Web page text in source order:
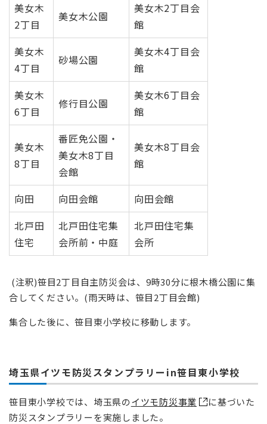
美女木
2丁目
美女木公園
美女木2丁目会
館
美女木
4丁目
砂場公園
美女木4丁目会
館
美女木
6丁目
修行目公園
美女木6丁目会
館
美女木
8丁目
番匠免公園・
美女木8丁目
会館
美女木8丁目会
館
向田 向田会館
向田会館
北戸田
住宅
北戸田住宅集
会所前・中庭
北戸田住宅集
会所
(注釈)笹目2丁目自主防災会は、9時30分に根木橋公園に集
合してください。(雨天時は、笹目2丁目会館)
集合した後に、笹目東小学校に移動します。
埼玉県イツモ防災スタンプラリーin笹目東小学校
笹目東小学校では、埼玉県のイツモ防災事業
に基づいた
防災スタンプラリーを実施しました。